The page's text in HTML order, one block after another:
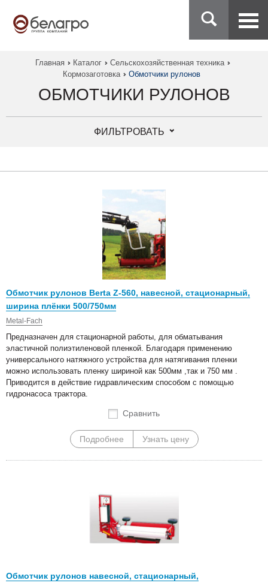
Главная Каталог
Сельскохозяйственная техника
Кормозаготовка
Обмотчики рулонов
ОБМОТЧИКИ РУЛОНОВ
ФИЛЬТРОВАТЬ
Обмотчик рулонов Berta Z-560, навесной, стационарный,
ширина плёнки 500/750мм
Metal-Fach
Предназначен для стационарной работы, для обматывания
эластичной полиэтиленовой пленкой. Благодаря применению
универсального натяжного устройства для натягивания пленки
можно использовать пленку шириной как 500мм ,так и 750 мм .
Приводится в действие гидравлическим способом с помощью
гидронасоса трактора.
Сравнить
Подробнее Узнать цену
Обмотчик рулонов навесной, стационарный,